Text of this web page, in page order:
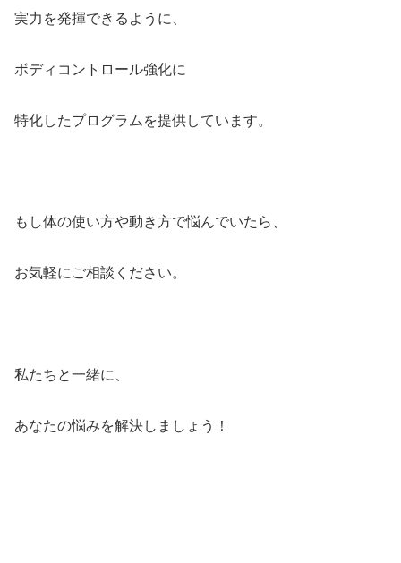
実力を発揮できるように、
ボディコントロール強化に
特化したプログラムを提供しています。
もし体の使い方や動き方で悩んでいたら、
お気軽にご相談ください。
私たちと一緒に、
あなたの悩みを解決しましょう！